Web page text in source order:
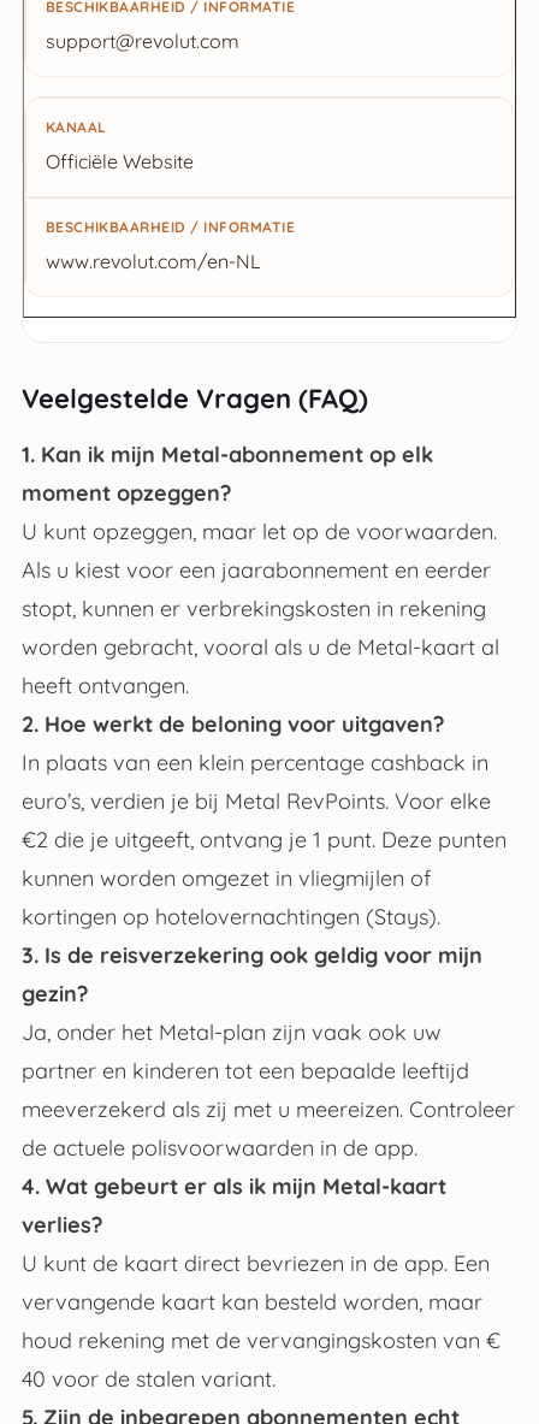
support@revolut.com
Officiële Website
www.revolut.com/en-NL
Veelgestelde Vragen (FAQ)
1. Kan ik mijn Metal-abonnement op elk
moment opzeggen?
U kunt opzeggen, maar let op de voorwaarden.
Als u kiest voor een jaarabonnement en eerder
stopt, kunnen er verbrekingskosten in rekening
worden gebracht, vooral als u de Metal-kaart al
heeft ontvangen.
2. Hoe werkt de beloning voor uitgaven?
In plaats van een klein percentage cashback in
euro’s, verdien je bij Metal RevPoints. Voor elke
€2 die je uitgeeft, ontvang je 1 punt. Deze punten
kunnen worden omgezet in vliegmijlen of
kortingen op hotelovernachtingen (Stays).
3. Is de reisverzekering ook geldig voor mijn
gezin?
Ja, onder het Metal-plan zijn vaak ook uw
partner en kinderen tot een bepaalde leeftijd
meeverzekerd als zij met u meereizen. Controleer
de actuele polisvoorwaarden in de app.
4. Wat gebeurt er als ik mijn Metal-kaart
verlies?
U kunt de kaart direct bevriezen in de app. Een
vervangende kaart kan besteld worden, maar
houd rekening met de vervangingskosten van €
40 voor de stalen variant.
5. Zijn de inbegrepen abonnementen echt